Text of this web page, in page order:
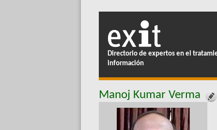
Directorio de expertos en el
información
Manoj Kumar Verma